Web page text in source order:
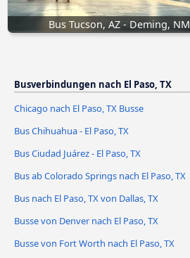
Bus Tucson, AZ - Deming, NM
Busverbindungen nach El Paso, TX
Chicago nach El Paso, TX Busse
Bus Chihuahua - El Paso, TX
Bus Ciudad Juárez - El Paso, TX
Bus ab Colorado Springs nach El Paso, TX
Bus nach El Paso, TX von Dallas, TX
Busse von Denver nach El Paso, TX
Busse von Fort Worth nach El Paso, TX